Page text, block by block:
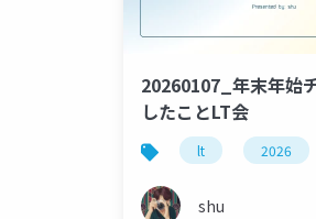
20260107_年末年始
したことLT会
lt 2026
shu